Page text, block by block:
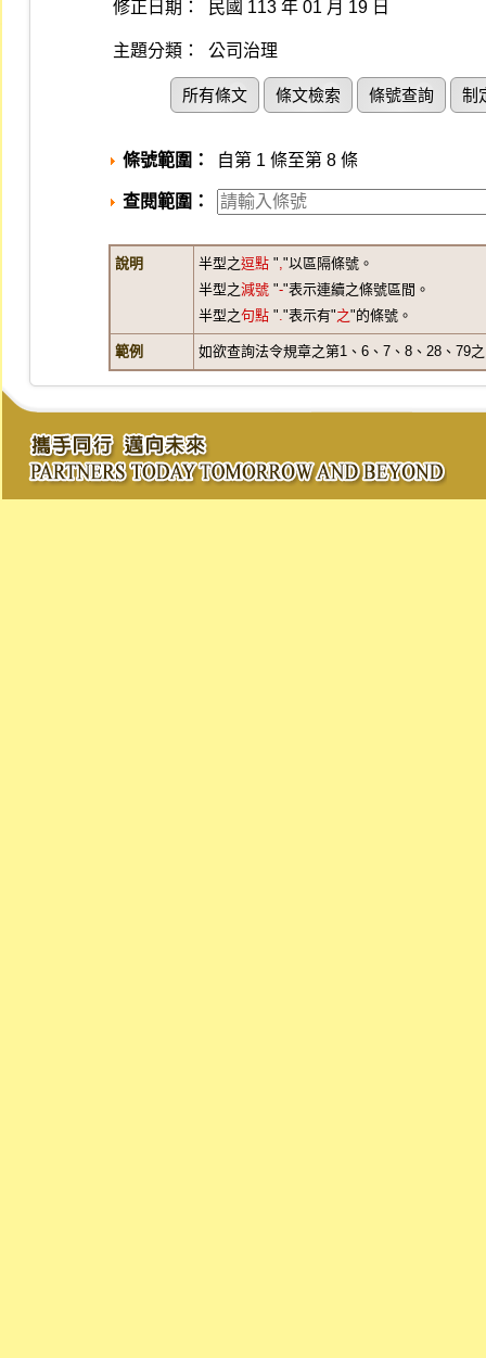
修正日期： 民國 113 年 01 月 19 日
主題分類： 公司治理
所有條文 條文檢索 條號查詢 制
條號範圍： 自第 1 條至第 8 條
查閱範圍：
說明 半型之逗點 ","以區隔條號。
半型之減號 "-"表示連續之條號區間。
半型之句點 "."表示有"之"的條號。
範例 如欲查詢法令規章之第1、6、7、8、28、79